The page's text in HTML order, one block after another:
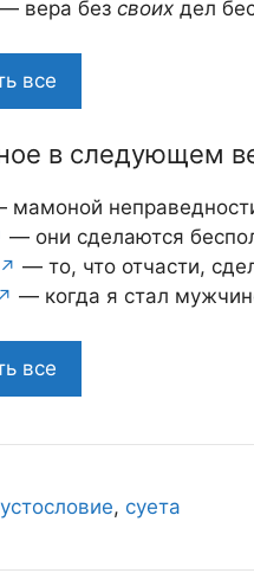
— вера без своих дел
все
в следующем
мамоной
— они сделаются
— то, что отчасти,
— когда я стал
все
, суета